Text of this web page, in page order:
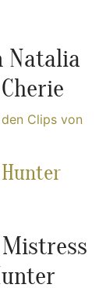
Natalia
Clips von